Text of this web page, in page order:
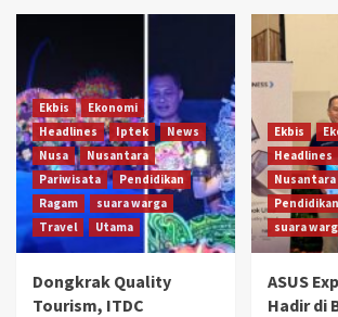
Ekbis
Ekonomi
Headlines
Iptek
News
Nusa
Nusantara
Pariwisata
Pendidikan
Ragam
suara warga
Travel
Utama
Dongkrak Quality
Tourism, ITDC
Ekbis
Headlines
Nusantara
Pendidikan
suara
ASUS
Hadir di